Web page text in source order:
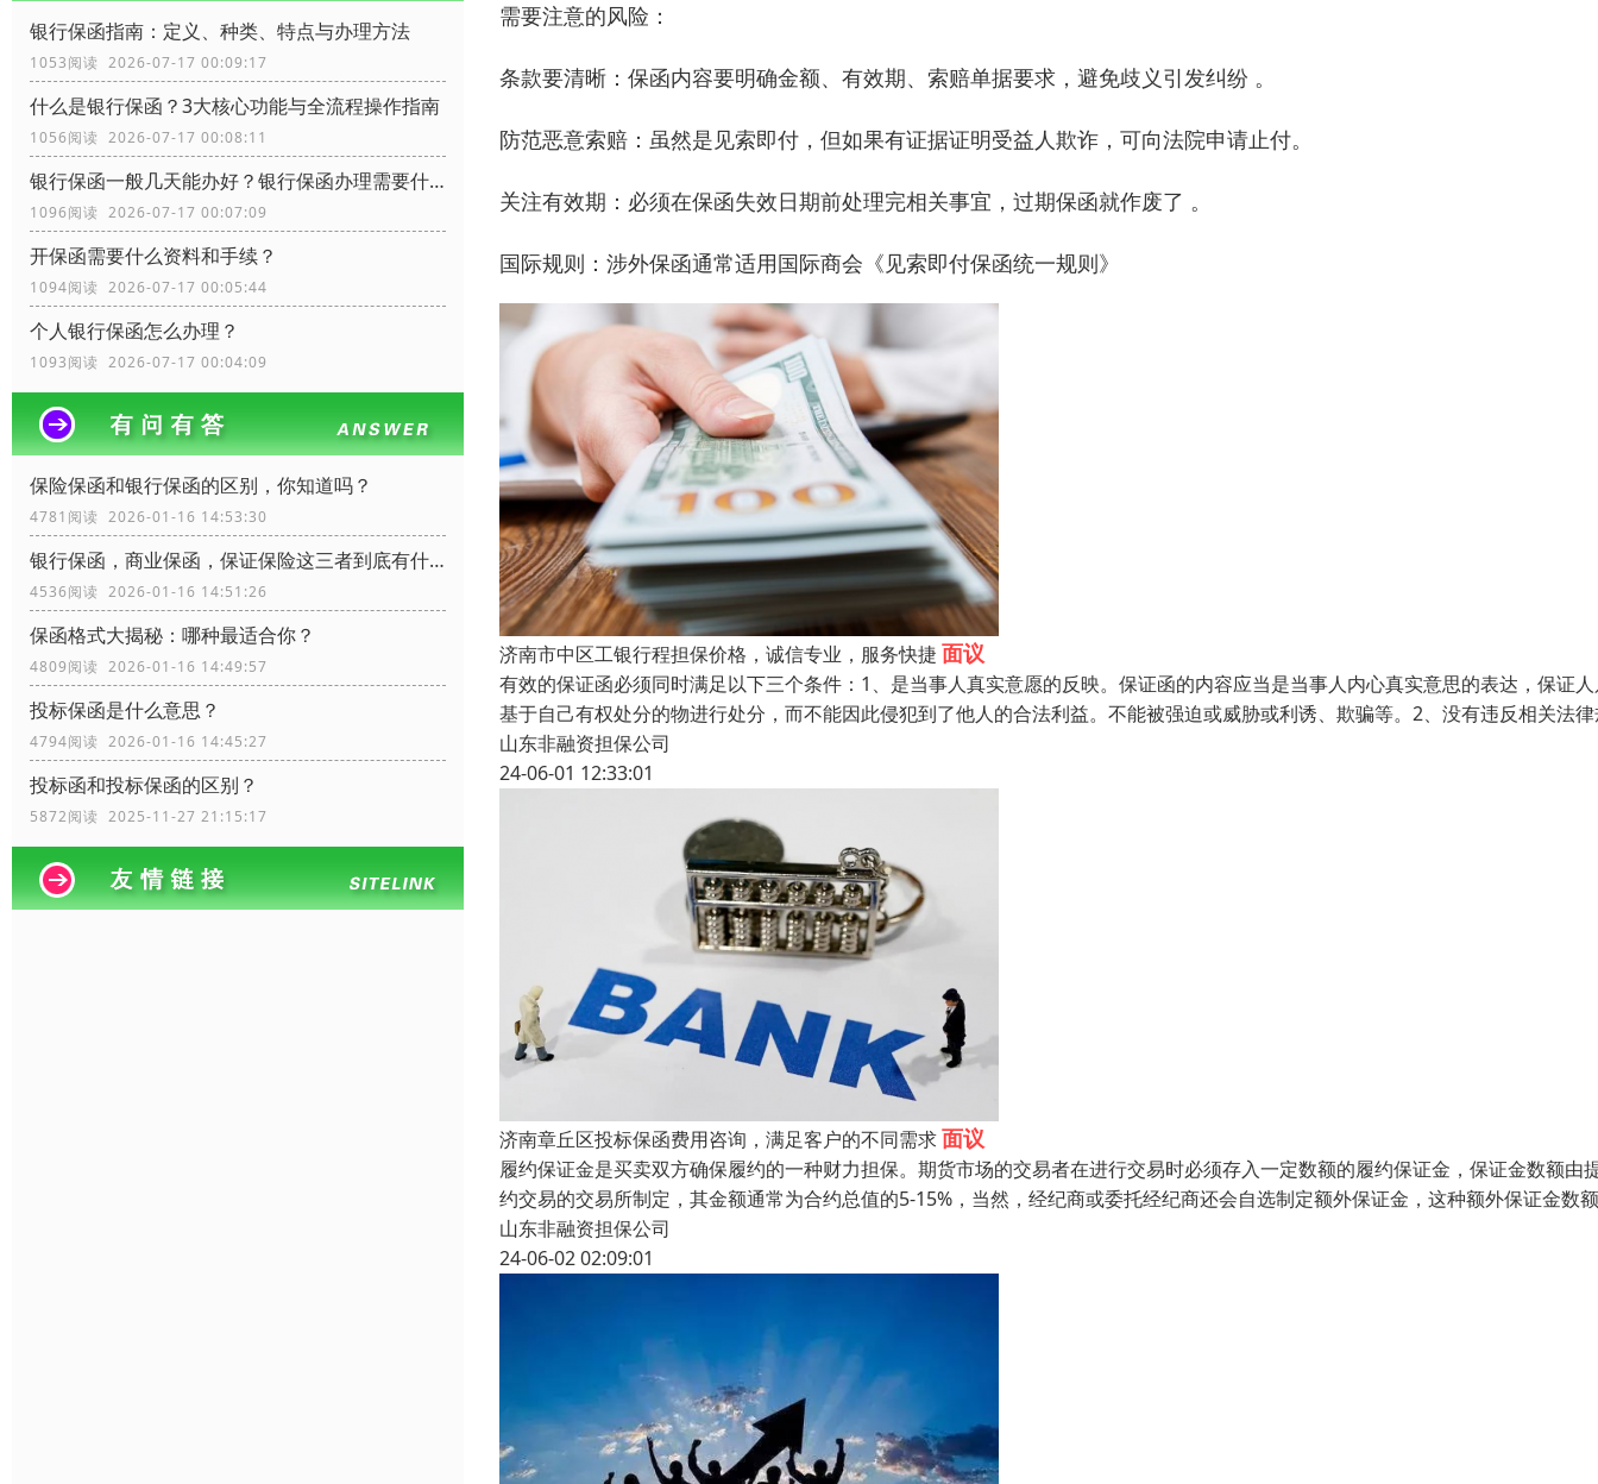
银行保函指南：定义、种类、特点与办理方法
1053阅读 2026-07-17 00:09:17
什么是银行保函？3大核心功能与全流程操作指南
1056阅读 2026-07-17 00:08:11
银行保函一般几天能办好？银行保函办理需要什么资料？
1096阅读 2026-07-17 00:07:09
开保函需要什么资料和手续？
1094阅读 2026-07-17 00:05:44
个人银行保函怎么办理？
1093阅读 2026-07-17 00:04:09
保险保函和银行保函的区别，你知道吗？
4781阅读 2026-01-16 14:53:30
银行保函，商业保函，保证保险这三者到底有什么区别？
4536阅读 2026-01-16 14:51:26
保函格式大揭秘：哪种最适合你？
4809阅读 2026-01-16 14:49:57
投标保函是什么意思？
4794阅读 2026-01-16 14:45:27
投标函和投标保函的区别？
5872阅读 2025-11-27 21:15:17
需要注意的风险 ‌：
条款要清晰 ‌：保函内容要明确金额、有效期、索赔单据要求，避免歧义引发纠纷 。
防范恶意索赔 ‌：虽然是见索即付，但如果有证据证明受益人欺诈，可向法院申请止付。
关注有效期 ‌：必须在保函失效日期前处理完相关事宜，过期保函就作废了 。
国际规则 ‌：涉外保函通常适用国际商会《见索即付保函统一规则》
济南市中区工银行程担保价格，诚信专业，服务快捷 面议
有效的保证函必须同时满足以下三个条件：1、是当事人真实意愿的反映。保证函的内容应当是当事人内心真实意思的表达，保证
基于自己有权处分的物进行处分，而不能因此侵犯到了他人的合法利益。不能被强迫或威胁或利诱、欺骗等。2、没有违反相关法
山东非融资担保公司
24-06-01 12:33:01
济南章丘区投标保函费用咨询，满足客户的不同需求面议
履约保证金是买卖双方确保履约的一种财力担保。期货市场的交易者在进行交易时必须存入一定数额的履约保证金，保证金数额由
约交易的交易所制定，其金额通常为合约总值的5-15%，当然，经纪商或委托经纪商还会自选制定额外保证金，这种额外保证金数额
山东非融资担保公司
24-06-02 02:09:01